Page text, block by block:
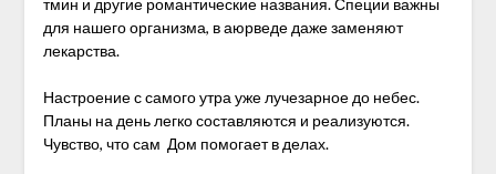
для нашего организма, в аюрведе даже заменяют
лекарства.
Настроение с самого утра уже лучезарное до небес.
Планы на день легко составляются и реализуются.
Чувство, что сам Дом помогает в делах.